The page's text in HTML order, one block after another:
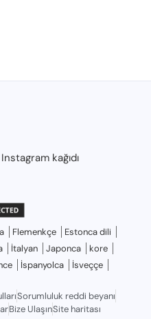
Instagram kağıdı
Flemenkçe
Estonca dili
İtalyan Japonca
kore
İspanyolca
İsveççe
Sorumluluk reddi beyanı
Bize UlaşınSite haritası